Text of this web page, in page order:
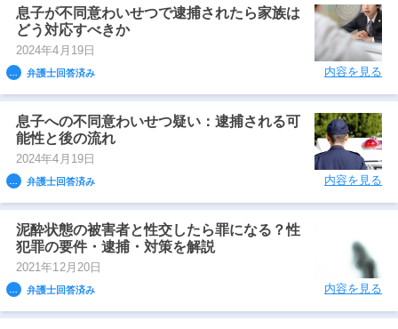
息子が不同意わいせつで逮捕されたら家族は
どう対応すべきか
2024年4月19日
弁護士回答済み 内容を見る
息子への不同意わいせつ疑い：逮捕される可
能性と後の流れ
2024年4月19日
弁護士回答済み 内容を見る
泥酔状態の被害者と性交したら罪になる？性
犯罪の要件・逮捕・対策を解説
2021年12月20日
弁護士回答済み 内容を見る